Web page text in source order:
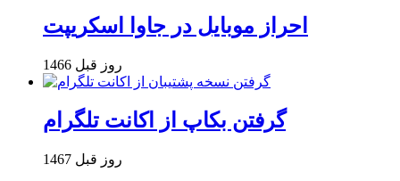
احراز موبایل در جاوا اسکریپت
1466 روز قبل
گرفتن بکاپ از اکانت تلگرام
1467 روز قبل